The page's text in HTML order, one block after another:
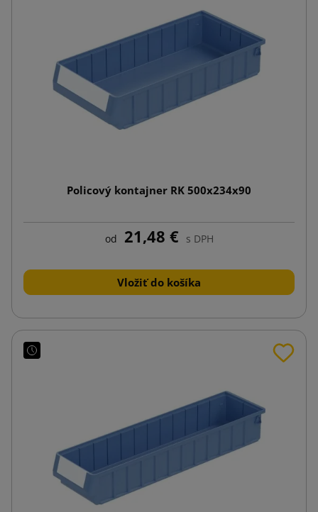
Policový kontajner RK 500x234x90
od 21,48 € s DPH
Vložiť do košíka